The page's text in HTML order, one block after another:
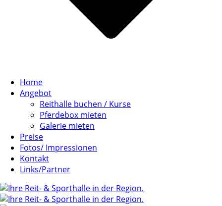
Home
Angebot
Reithalle buchen / Kurse
Pferdebox mieten
Galerie mieten
Preise
Fotos/ Impressionen
Kontakt
Links/Partner